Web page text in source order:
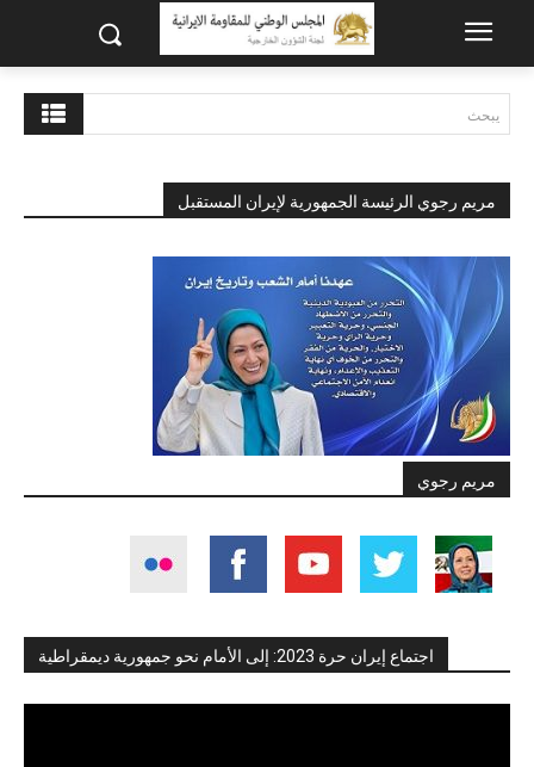
يبحث
مريم رجوي الرئيسة الجمهورية لإيران المستقبل
مريم رجوي
اجتماع إيران حرة 2023: إلى الأمام نحو جمهورية ديمقراطية